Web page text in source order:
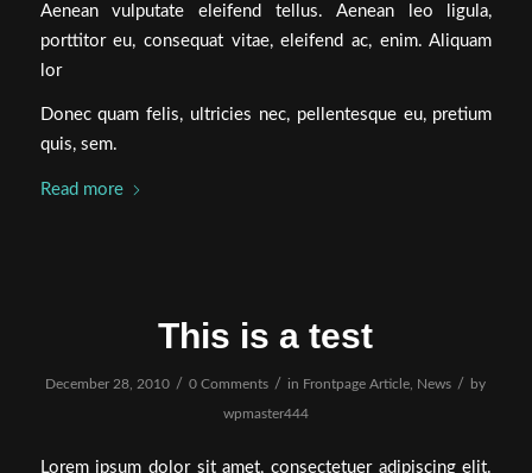
Aenean vulputate eleifend tellus. Aenean leo ligula,
porttitor eu, consequat vitae, eleifend ac, enim. Aliquam
lor
Donec quam felis, ultricies nec, pellentesque eu, pretium
quis, sem.
Read more
This is a test
December 28, 2010 / 0 Comments / in Frontpage Article News / by
wpmaster444
Lorem ipsum dolor sit amet, consectetuer adipiscing elit.